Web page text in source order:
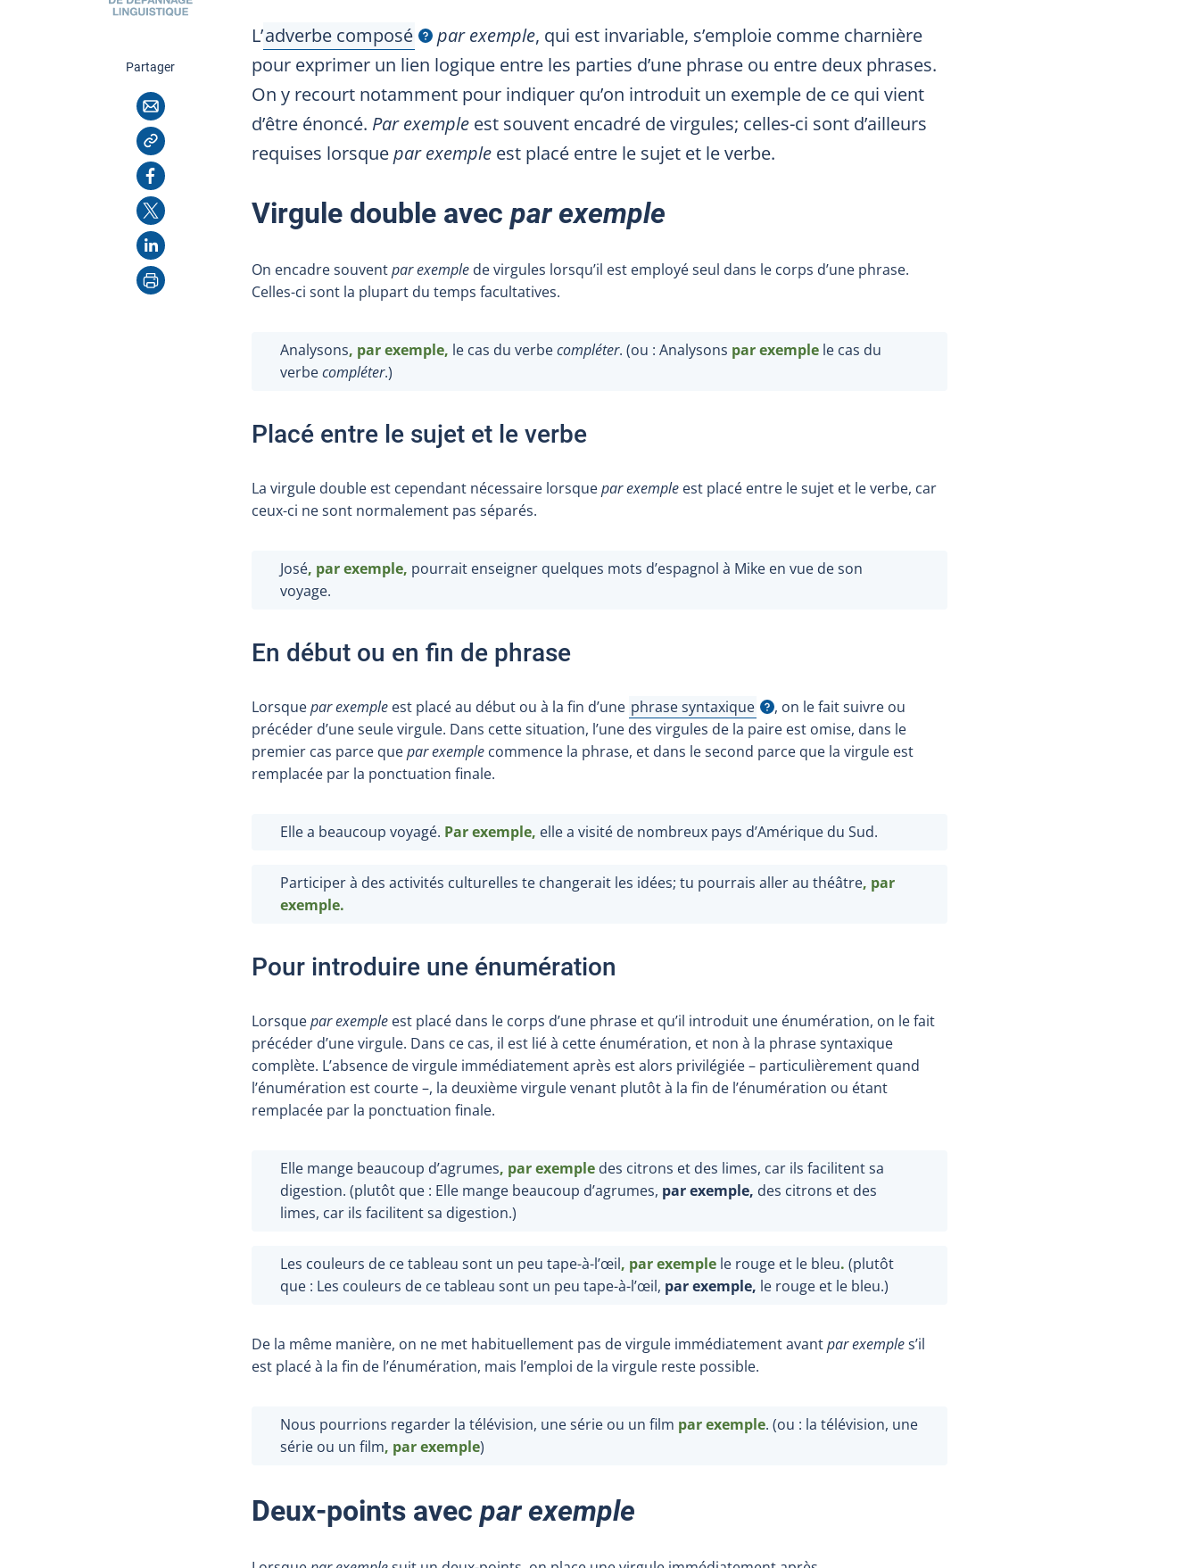
Partagercette page
Courriel
Copier l'adresse
Facebook
X
LinkedIn
Imprimer
L’adverbe composé
Afficher l'infobulle par exemple, qui est invariable, s’emploie comme charnière
pour exprimer un lien logique entre les parties d’une phrase ou entre deux phrases.
On y recourt notamment pour indiquer qu’on introduit un exemple de ce qui vient
d’être énoncé. Par exemple est souvent encadré de virgules; celles-ci sont d’ailleurs
requises lorsquepar exemple est placé entre le sujet et le verbe.
Virgule double avec par exemple
On encadre souventpar exemple de virgules lorsqu’il est employé seul dans le corps d’une phrase.
Celles-ci sont la plupart du temps facultatives.
Analysons, par exemple, le cas du verbecompléter. (ou : Analysons par exemple le cas du
verbecompléter.)
Placé entre le sujet et le verbe
La virgule double est cependant nécessaire lorsquepar exemple est placé entre le sujet et le verbe, car
ceux-ci ne sont normalement pas séparés.
José, par exemple, pourrait enseigner quelques mots d’espagnol à Mike en vue de son
voyage.
En début ou en fin de phrase
Lorsquepar exemple est placé au début ou à la fin d’une phrase syntaxique
Afficher l'infobulle , on le fait suivre ou
précéder d’une seule virgule. Dans cette situation, l’une des virgules de la paire est omise, dans le
premier cas parce quepar exemple commence la phrase, et dans le second parce que la virgule est
remplacée par la ponctuation finale.
Elle a beaucoup voyagé. Par exemple, elle a visité de nombreux pays d’Amérique du Sud.
Participer à des activités culturelles te changerait les idées; tu pourrais aller au théâtre, par
exemple.
Pour introduire une énumération
Lorsquepar exemple est placé dans le corps d’une phrase et qu’il introduit une énumération, on le fait
précéder d’une virgule. Dans ce cas, il est lié à cette énumération, et non à la phrase syntaxique
complète. L’absence de virgule immédiatement après est alors privilégiée– particulièrement quand
l’énumération est courte–, la deuxième virgule venant plutôt à la fin de l’énumération ou étant
remplacée par la ponctuation finale.
Elle mange beaucoup d’agrumes, par exemple des citrons et des limes, car ils facilitent sa
digestion. (plutôt que : Elle mange beaucoup d’agrumes, par exemple, des citrons et des
limes, car ils facilitent sa digestion.)
Les couleurs de ce tableau sont un peu tape-à-l’œil, par exemple le rouge et le bleu. (plutôt
que : Les couleurs de ce tableau sont un peu tape-à-l’œil, par exemple, le rouge et le bleu.)
De la même manière, on ne met habituellement pas de virgule immédiatement avantpar exemples’il
est placé à la fin de l’énumération, mais l’emploi de la virgule reste possible.
Nous pourrions regarder la télévision, une série ou un film par exemple. (ou : la télévision, une
série ou un film, par exemple)
Deux-points avec par exemple